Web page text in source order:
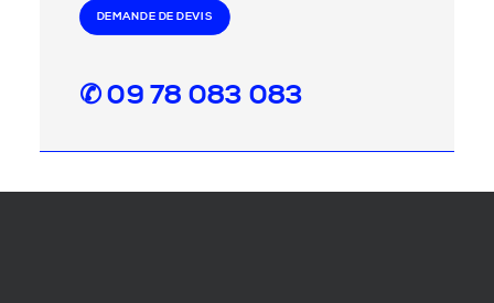
DEMANDE DE DEVIS
✆ 09 78 083 083